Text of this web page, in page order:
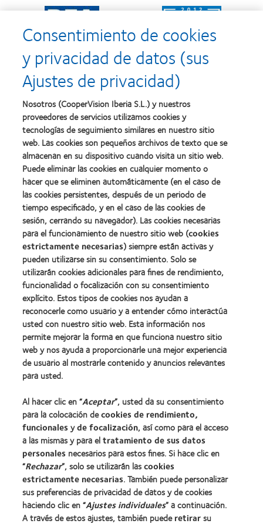
mejor
con
MyDay™
Mejor
empresa
el
desarrollo
del
liderazgo
Learn
about
2011:
Premios
a
mejor
(2011)
Learn
about
2011:
Premio
a
salud
Learn
about
2012:
Premio
Manufacturing
Leadership
100
(ML
100)
(2012)
Learn
more
about
2012
Premio
internacional
REBRAND
100®
(2012)
Learn
more
about
Premio
de
la
Industria
de
la
BCLA
Nuestros productos
Encuentre su lente
Tecnología para lentes de contacto
Lentes de contacto y visión
Usuario experimentado
Blog
Sobre nosotros
Carreras
Noticias
Contacto
Consentimiento de cookies
y privacidad de datos (sus
Ajustes de privacidad)
Nosotros (CooperVision Iberia S.L.) y nuestros
proveedores de servicios utilizamos cookies y
tecnologías de seguimiento similares en nuestro sitio
web. Las cookies son pequeños archivos de texto que se
almacenan en su dispositivo cuando visita un sitio web.
Puede eliminar las cookies en cualquier momento o
hacer que se eliminen automáticamente (en el caso de
las cookies persistentes, después de un periodo de
tiempo especificado, y en el caso de las cookies de
sesión, cerrando su navegador). Las cookies necesarias
para el funcionamiento de nuestro sitio web (cookies
estrictamente necesarias) siempre están activas y
pueden utilizarse sin su consentimiento. Solo se
utilizarán cookies adicionales para fines de rendimiento,
funcionalidad o focalización con su consentimiento
explícito. Estos tipos de cookies nos ayudan a
reconocerle como usuario y a entender cómo interactúa
usted con nuestro sitio web. Esta información nos
permite mejorar la forma en que funciona nuestro sitio
web y nos ayuda a proporcionarle una mejor experiencia
de usuario al mostrarle contenido y anuncios relevantes
para usted.
Al hacer clic en “Aceptar”, usted da su consentimiento
para la colocación decookies de rendimiento,
funcionalesyde focalización, así como para el acceso
a las mismas y para eltratamiento de sus datos
personales necesarios para estos fines. Si hace clic en
“Rechazar”, solo se utilizarán lascookies
estrictamente necesarias. También puede personalizar
sus preferencias de privacidad de datos y de cookies
haciendo clic en “Ajustes individuales” a continuación.
A través de estos ajustes, también puederetirarsu